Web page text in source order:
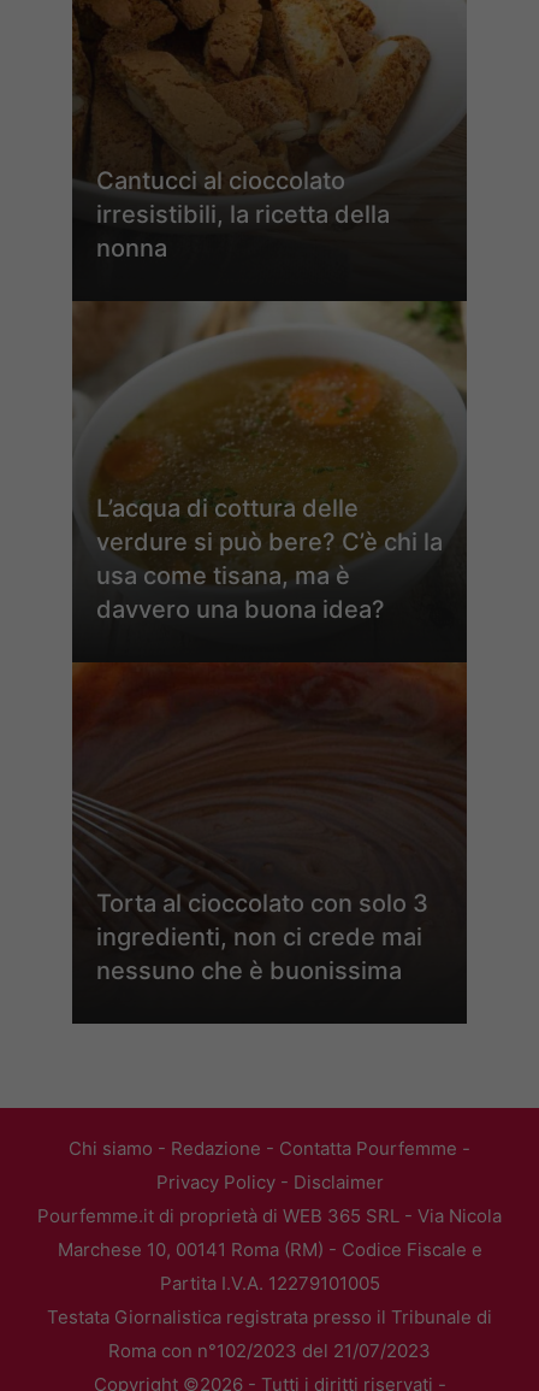
Cantucci al cioccolato
irresistibili, la ricetta della
nonna
L’acqua di cottura delle
verdure si può bere? C’è chi la
usa come tisana, ma è
davvero una buona idea?
Torta al cioccolato con solo 3
ingredienti, non ci crede mai
nessuno che è buonissima
Chi siamo - Redazione - Contatta Pourfemme -
Privacy Policy- Disclaimer
Pourfemme.it di proprietà di WEB 365 SRL - Via Nicola
Marchese 10, 00141 Roma (RM) - Codice Fiscale e
Partita I.V.A. 12279101005
Testata Giornalistica registrata presso il Tribunale di
Roma con n°102/2023 del 21/07/2023
Copyright ©2026 - Tutti i diritti riservati -